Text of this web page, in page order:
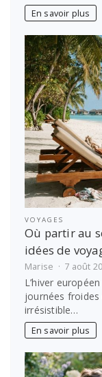
En savoir plus
VOYAGES
Où partir au
idées de
Marise 7 août
L’hiver
journées froides
irrésistible…
En savoir plus